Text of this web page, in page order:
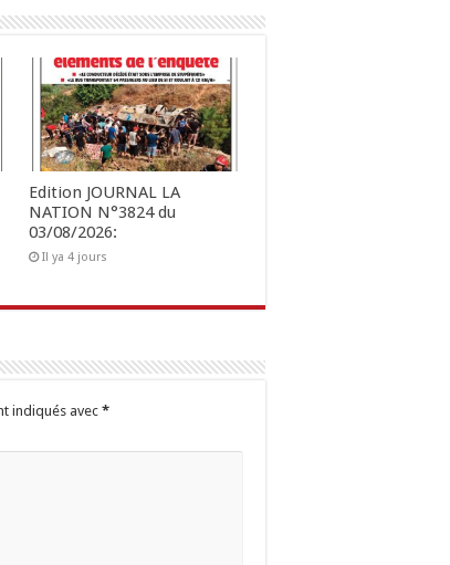
Edition JOURNAL LA
NATION N°3824 du
03/08/2026:
Il ya 4 jours
indiqués avec *